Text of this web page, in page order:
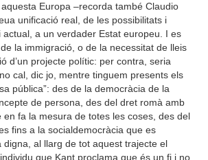
Europa –recorda també Claudio
unificació real, de les possibilitats i
a un verdader Estat europeu. I es
la immigració, o de la necessitat de lleis
d’un projecte polític: per contra, seria
cal, dic jo, mentre tinguem presents els
pública”: des de la democràcia de la
de persona, des del dret romà amb
en fa la mesura de totes les coses, des del
fins a la socialdemocràcia que es
al llarg de tot aquest trajecte el
que Kant proclama que és un fi i no